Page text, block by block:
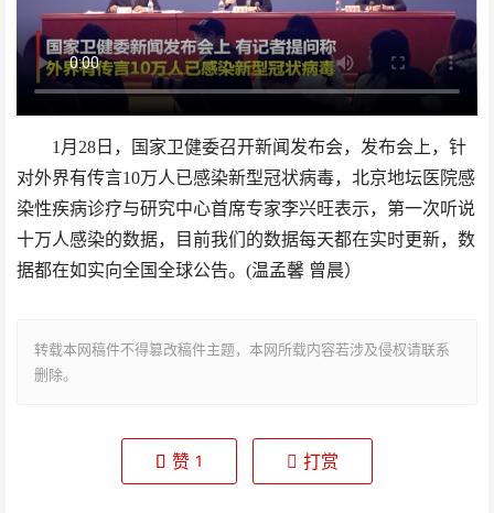
1月28日，国家卫健委召开新闻发布会，发布会上，针
对外界有传言10万人已感染新型冠状病毒，北京地坛医院感
染性疾病诊疗与研究中心首席专家李兴旺表示，第一次听说
十万人感染的数据，目前我们的数据每天都在实时更新，数
据都在如实向全国全球公告。(温孟馨 曾晨）
转载本网稿件不得篡改稿件主题，本网所载内容若涉及侵权请联系
删除。
赞 1 打赏